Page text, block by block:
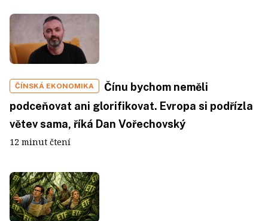
ČÍNSKÁ EKONOMIKA
Čínu bychom neměli
podceňovat ani glorifikovat. Evropa si podřízla
větev sama, říká Dan Vořechovský
12 minut čtení